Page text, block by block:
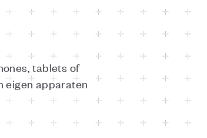
tablets of
eigen apparaten